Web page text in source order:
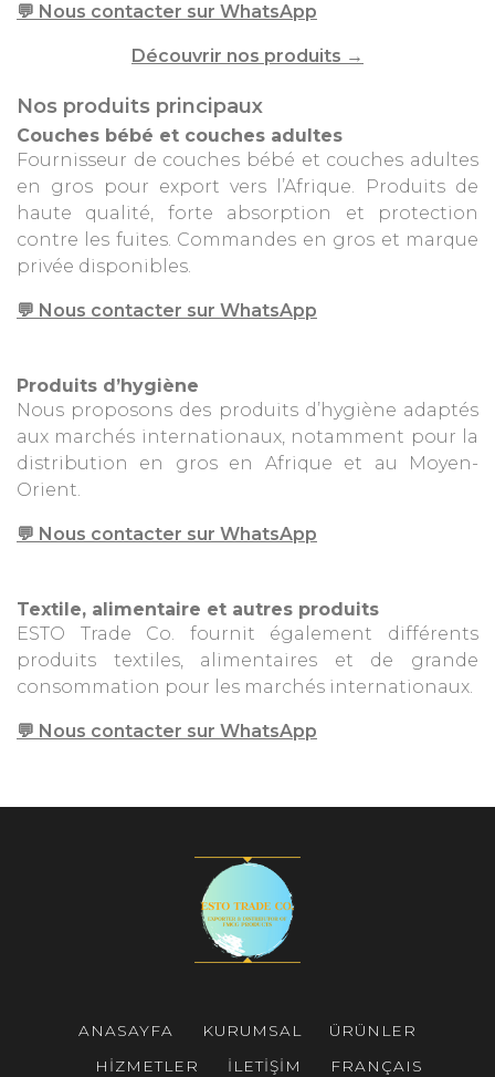
💬 Nous contacter sur WhatsApp
Découvrir nos produits →
Nos produits principaux
Couches bébé et couches adultes
Fournisseur de couches bébé et couches adultes
en gros pour export vers l’Afrique. Produits de
haute qualité, forte absorption et protection
contre les fuites. Commandes en gros et marque
privée disponibles.
💬 Nous contacter sur WhatsApp
Produits d’hygiène
Nous proposons des produits d’hygiène adaptés
aux marchés internationaux, notamment pour la
distribution en gros en Afrique et au Moyen-
Orient.
💬 Nous contacter sur WhatsApp
Textile, alimentaire et autres produits
ESTO Trade Co. fournit également différents
produits textiles, alimentaires et de grande
consommation pour les marchés internationaux.
💬 Nous contacter sur WhatsApp
ANASAYFA KURUMSAL
ÜRÜNLER
HIZMETLER
İLETIŞIM FRANÇAIS